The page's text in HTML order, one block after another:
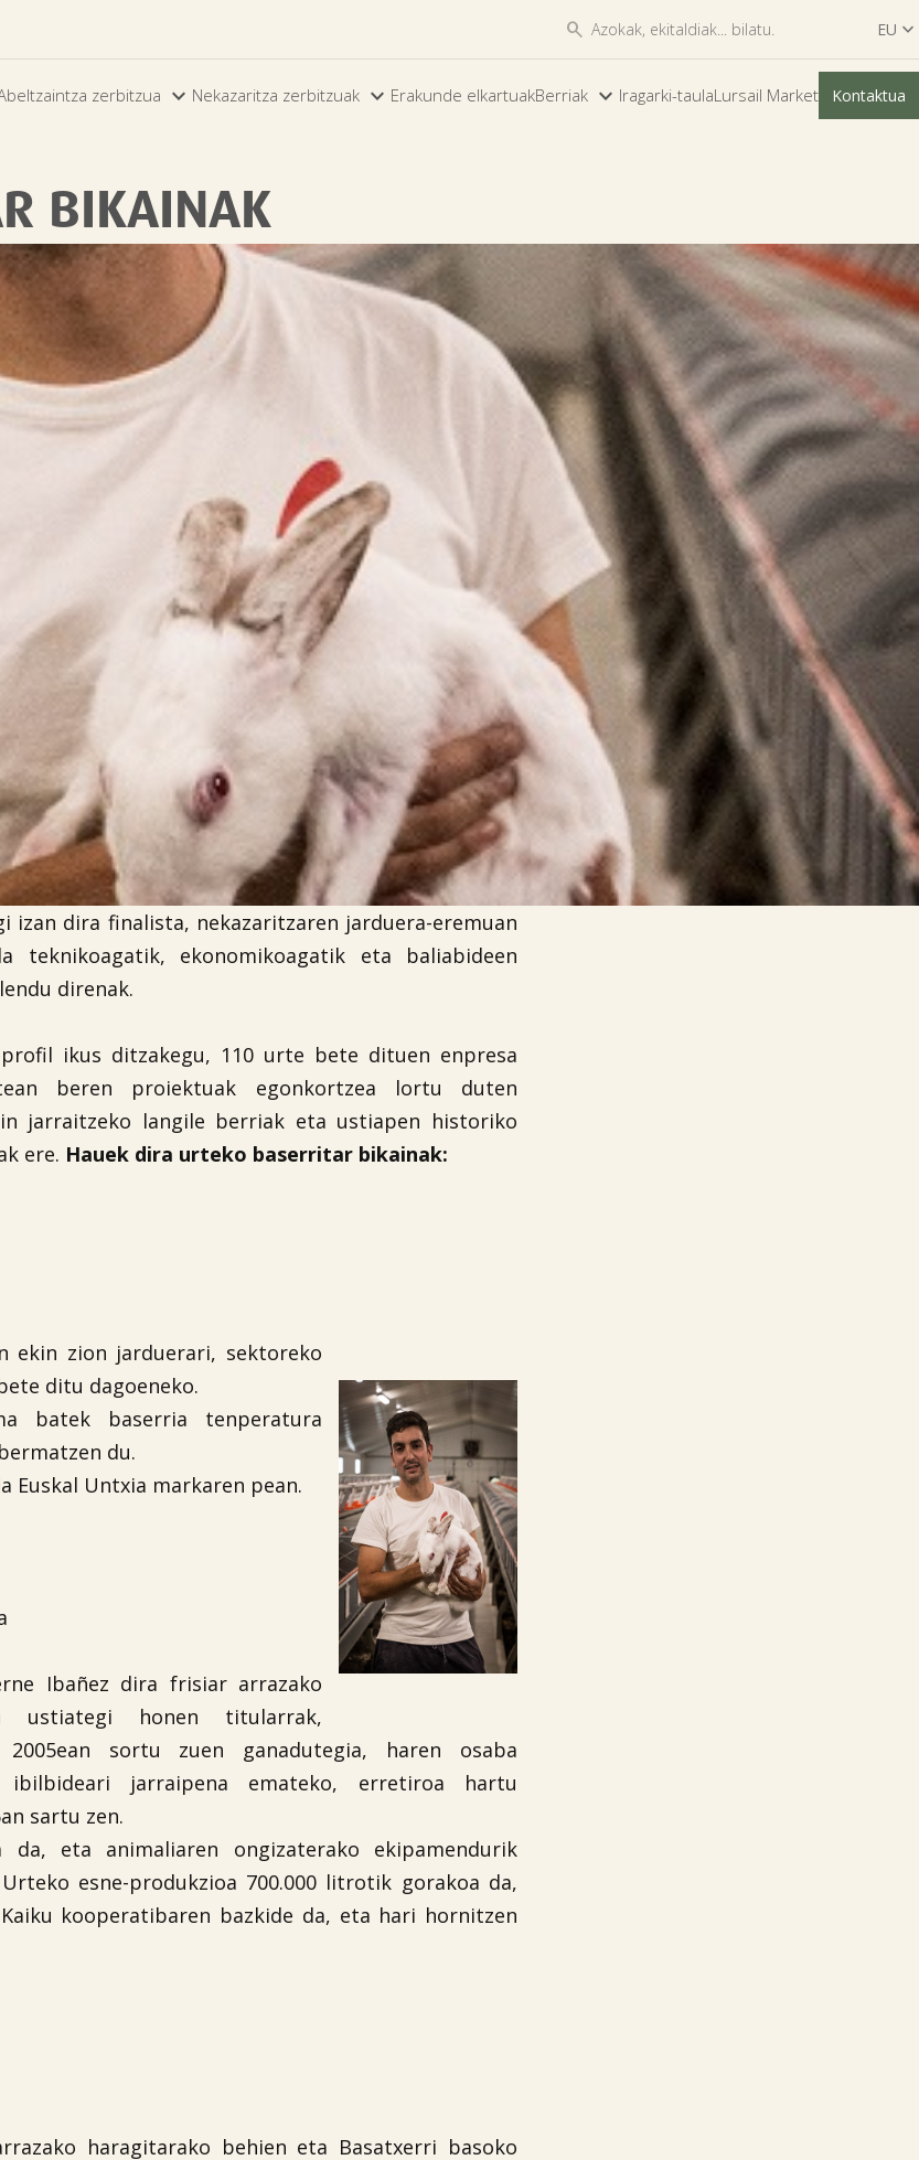
 EU 
ES
EU
zerbitzua  Nekazaritza zerbitzuak  Erakunde elkartuakBerriak  Iragarki-taulaLursail Market Kontaktua
BIKAINAK
izan dira finalista, nekazaritzaren jarduera-eremuan
teknikoagatik, ekonomikoagatik eta baliabideen
direnak.
ikus ditzakegu, 110 urte bete dituen enpresa
beren proiektuak egonkortzea lortu duten
jarraitzeko langile berriak eta ustiapen historiko
ere. Hauek dira urteko baserritar bikainak:
ekin zion jarduerari, sektoreko
ditu dagoeneko.
batek baserria tenperatura
du.
Euskal Untxia markaren pean.
Ibañez dira frisiar arrazako
ustiategi honen titularrak,
2005ean sortu zuen ganadutegia, haren osaba
ibilbideari jarraipena emateko, erretiroa hartu
sartu zen.
da, eta animaliaren ongizaterako ekipamendurik
esne-produkzioa 700.000 litrotik gorakoa da,
kooperatibaren bazkide da, eta hari hornitzen
haragitarako behien eta Basatxerri basoko